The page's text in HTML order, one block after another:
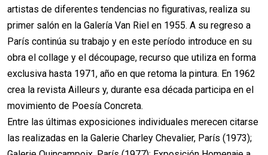
artistas de diferentes tendencias no figurativas, realiza su
primer salón en la Galería Van Riel en 1955. A su regreso a
París continúa su trabajo y en este período introduce en su
obra el collage y el découpage, recurso que utiliza en forma
exclusiva hasta 1971, año en que retoma la pintura. En 1962
crea la revista Ailleurs y, durante esa década participa en el
movimiento de Poesía Concreta.
Entre las últimas exposiciones individuales merecen citarse
las realizadas en la Galerie Charley Chevalier, París (1973);